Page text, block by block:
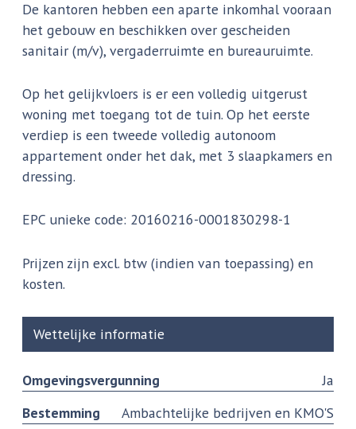
De kantoren hebben een aparte inkomhal vooraan
het gebouw en beschikken over gescheiden
sanitair (m/v), vergaderruimte en bureauruimte.
Op het gelijkvloers is er een volledig uitgerust
woning met toegang tot de tuin. Op het eerste
verdiep is een tweede volledig autonoom
appartement onder het dak, met 3 slaapkamers en
dressing.
EPC unieke code: 20160216-0001830298-1
Prijzen zijn excl. btw (indien van toepassing) en
kosten.
Wettelijke informatie
Omgevingsvergunning
Ja
Bestemming
Ambachtelijke bedrijven en KMO'S